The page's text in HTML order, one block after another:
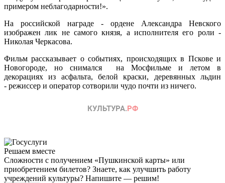
примером неблагодарности!».
На российской награде - ордене Александра Невского
изображен лик не самого князя, а исполнителя его роли -
Николая Черкасова.
Фильм рассказывает о событиях, происходящих в Пскове и
Новогороде, но снимался на Мосфильме и летом в
декорациях из асфальта, белой краски, деревянных льдин
- режиссер и оператор сотворили чудо почти из ничего.
Решаем вместе
Сложности с получением «Пушкинской карты» или
приобретением билетов? Знаете, как улучшить работу
учреждений культуры? Напишите — решим!